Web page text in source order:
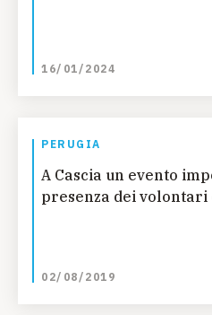
16/01/2024
PERUGIA
A Cascia un evento
presenza dei volontari
02/08/2019